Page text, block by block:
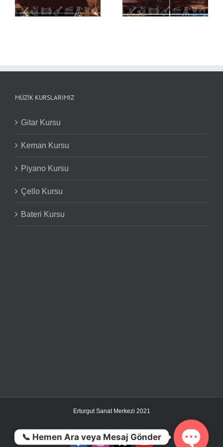
Nüansları
MÜZIK KURSLARIMIZ
Gitar Kursu
Keman Kursu
Piyano Kursu
Çello Kursu
Bateri Kursu
Erturgut Sanat Merkezi 2021
FacebookInstagram
X YouTube
📞 Hemen Ara veya Mesaj Gönder